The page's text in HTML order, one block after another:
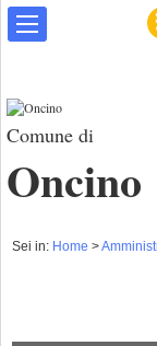
Comune di
Oncino
Sei in: Home >